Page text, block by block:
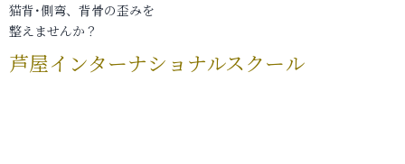
猫背･側弯、背骨の歪みを
整えませんか？
芦屋インターナショナルスクール